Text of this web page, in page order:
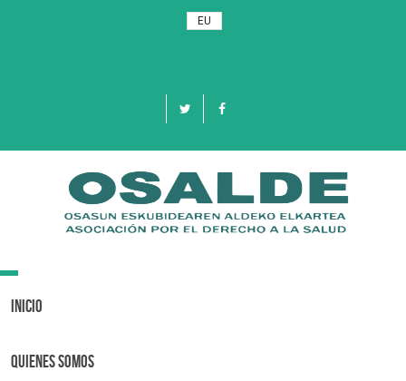
EU
Toggle
Inicio
Quienes Somos